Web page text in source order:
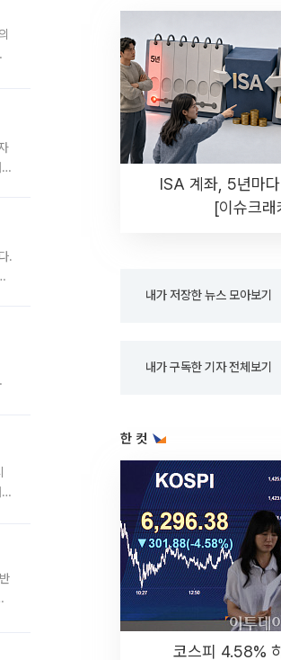
.
ISA 계좌, 5년마
[이슈크래
내가 저장한 뉴스 모아보기
내가 구독한 기자 전체보기
한 컷
코스피 4.58%